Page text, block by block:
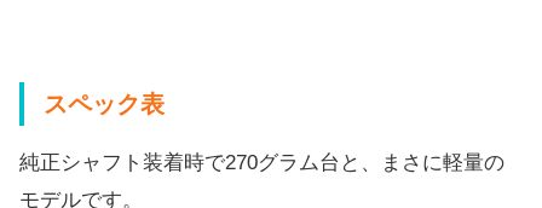
スペック表
純正シャフト装着時で270グラム台と、
まさに軽量の
モデルです。